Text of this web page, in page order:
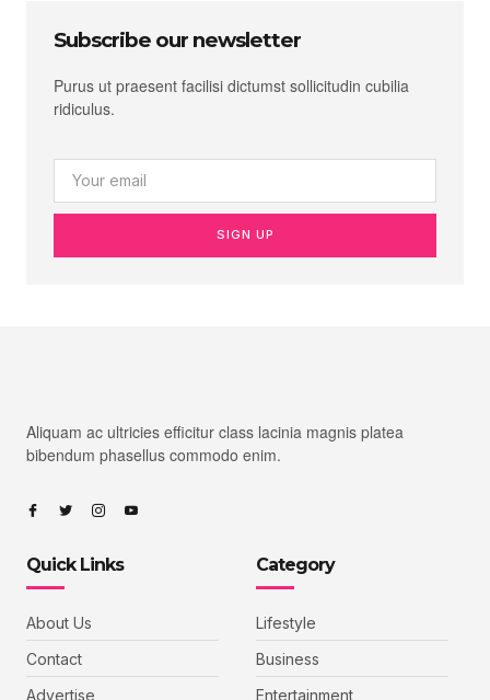
Subscribe our newsletter
Purus ut praesent facilisi dictumst sollicitudin cubilia
ridiculus.
SIGN UP
Aliquam ac ultricies efficitur class lacinia magnis platea
bibendum phasellus commodo enim.
Quick Links
About Us
Contact
Advertise
Category
Lifestyle
Business
Entertainment